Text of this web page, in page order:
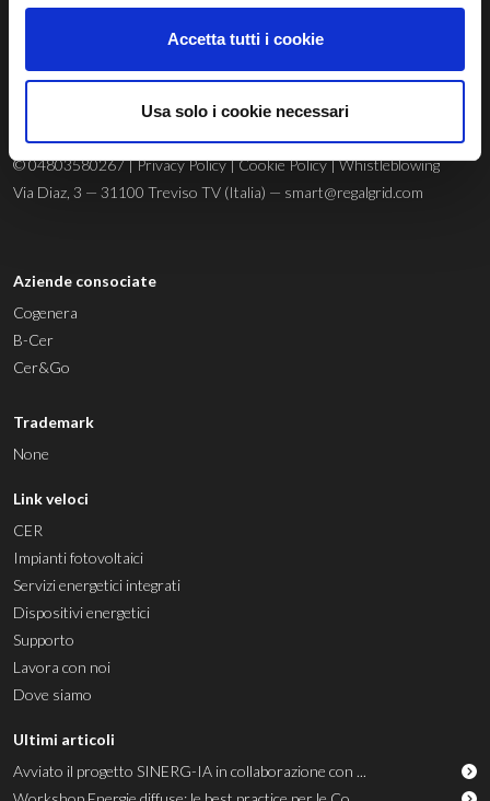
Accetta tutti i cookie
Usa solo i cookie necessari
Siamo un
con lo scopo di sviluppare un sistema sostenibile, avanzato e
innovativo di gestione dell’energia rinnovabile.
© 04803580267 |Privacy Policy|Cookie Policy|Whistleblowing
Via Diaz, 3 — 31100 Treviso TV (Italia) — smart@regalgrid.com
Aziende consociate
Cogenera
B-Cer
Cer&Go
Trademark
None
Link veloci
CER
Impianti fotovoltaici
Servizi energetici integrati
Dispositivi energetici
Supporto
Lavora con noi
Dove siamo
Ultimi articoli
Avviato il progetto SINERG-IA in collaborazione con ...